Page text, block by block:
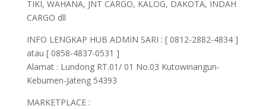
TIKI, WAHANA, JNT CARGO, KALOG, DAKOTA, INDAH
CARGO dll
INFO LENGKAP HUB ADMIN SARI : [ 0812-2882-4834 ]
atau [ 0858-4837-0531 ]
Alamat : Lundong RT.01/ 01 No.03 Kutowinangun-
Kebumen-Jateng 54393
MARKETPLACE :